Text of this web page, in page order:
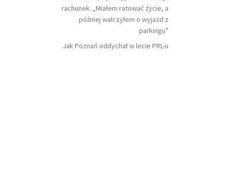
rachunek. „Miałem ratować życie, a
później walczyłem o wyjazd z
parkingu”
Jak Poznań oddychał w lecie PRL-u